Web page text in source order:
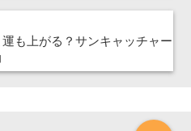
も上がる？サンキャッチャー